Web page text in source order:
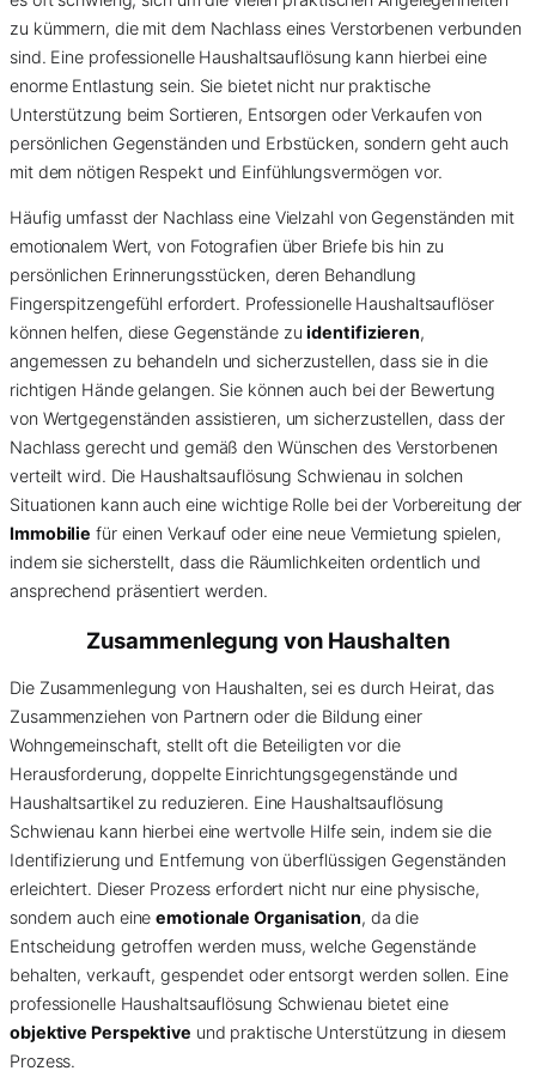
zu kümmern, die mit dem Nachlass eines Verstorbenen verbunden
sind. Eine professionelle Haushaltsauflösung kann hierbei eine
enorme Entlastung sein. Sie bietet nicht nur praktische
Unterstützung beim Sortieren, Entsorgen oder Verkaufen von
persönlichen Gegenständen und Erbstücken, sondern geht auch
mit dem nötigen Respekt und Einfühlungsvermögen vor.
Häufig umfasst der Nachlass eine Vielzahl von Gegenständen mit
emotionalem Wert, von Fotografien über Briefe bis hin zu
persönlichen Erinnerungsstücken, deren Behandlung
Fingerspitzengefühl erfordert. Professionelle Haushaltsauflöser
können helfen, diese Gegenstände zuidentifizieren,
angemessen zu behandeln und sicherzustellen, dass sie in die
richtigen Hände gelangen. Sie können auch bei der Bewertung
von Wertgegenständen assistieren, um sicherzustellen, dass der
Nachlass gerecht und gemäß den Wünschen des Verstorbenen
verteilt wird. Die Haushaltsauflösung Schwienau in solchen
Situationen kann auch eine wichtige Rolle bei der Vorbereitung der
Immobilie für einen Verkauf oder eine neue Vermietung spielen,
indem sie sicherstellt, dass die Räumlichkeiten ordentlich und
ansprechend präsentiert werden.
Zusammenlegung von Haushalten
Die Zusammenlegung von Haushalten, sei es durch Heirat, das
Zusammenziehen von Partnern oder die Bildung einer
Wohngemeinschaft, stellt oft die Beteiligten vor die
Herausforderung, doppelte Einrichtungsgegenstände und
Haushaltsartikel zu reduzieren. Eine Haushaltsauflösung
Schwienau kann hierbei eine wertvolle Hilfe sein, indem sie die
Identifizierung und Entfernung von überflüssigen Gegenständen
erleichtert. Dieser Prozess erfordert nicht nur eine physische,
sondern auch eineemotionale Organisation, da die
Entscheidung getroffen werden muss, welche Gegenstände
behalten, verkauft, gespendet oder entsorgt werden sollen. Eine
professionelle Haushaltsauflösung Schwienau bietet eine
objektive Perspektive und praktische Unterstützung in diesem
Prozess.